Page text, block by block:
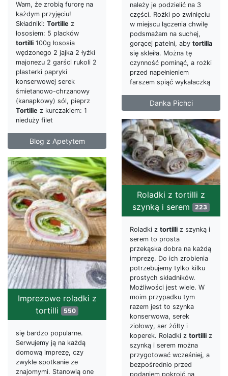
Wam, że zrobią furorę na
każdym przyjęciu!
Składniki: Tortille z
łososiem: 5 placków
tortilli 100g łososia
wędzonego 2 jajka 2 łyżki
majonezu 2 garści rukoli 2
plasterki papryki
konserwowej serek
śmietanowo-chrzanowy
(kanapkowy) sól, pieprz
Tortille z kurczakiem: 1
nieduży filet
Blog z Apetytem
należy je podzielić na 3
części. Rożki po zwinięciu
w miejscu łączenia chwilę
podsmażam na suchej,
gorącej patelni, aby tortilla
się skleiła. Można tę
czynność pominąć, a rożki
przed napełnieniem
farszem spiąć wykałaczką
Danka Pichci
Roladki z tortilli z
szynką i serem 223
Roladki z tortilli z szynką i
serem to prosta
przekąska dobra na każdą
imprezę. Do ich zrobienia
potrzebujemy tylko kilku
prostych składników.
Możliwości jest wiele. W
moim przypadku tym
razem jest to szynka
konserwowa, serek
ziołowy, ser żółty i
koperek. Roladki z tortilli z
szynką i serem można
przygotować wcześniej, a
bezpośrednio przed
podaniem pokroić na
Imprezowe roladki z
tortilli 550
się bardzo popularne.
Serwujemy ją na każdą
domową imprezę, czy
zwykle spotkanie ze
znajomymi. Stanowią one